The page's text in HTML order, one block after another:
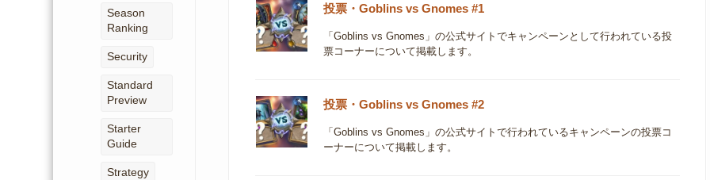
投票・Goblins vs Gnomes #1
「Goblins vs Gnomes」の公式サイトでキャンペーンとして行われている投
票コーナーについて掲載します。
投票・Goblins vs Gnomes #2
「Goblins vs Gnomes」の公式サイトで行われているキャンペーンの投票コ
ーナーについて掲載します。
Season
Ranking
Security
Standard
Preview
Starter
Guide
Strategy